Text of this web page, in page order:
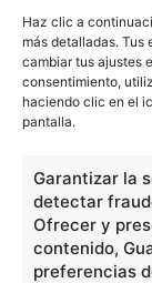
Haz clic a
más detalladas. Tus
cambiar tus ajustes
consentimiento,
haciendo clic en el
pantalla.
Garantizar la
detectar
Ofrecer y
contenido,
preferencias